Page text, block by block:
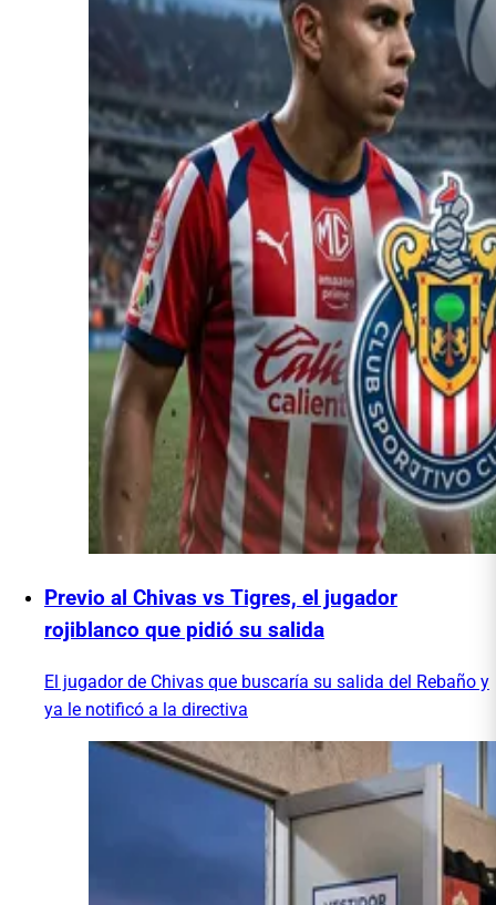
Previo al Chivas vs Tigres, el jugador
rojiblanco que pidió su salida
El jugador de Chivas que buscaría su salida del Rebaño y
ya le notificó a la directiva